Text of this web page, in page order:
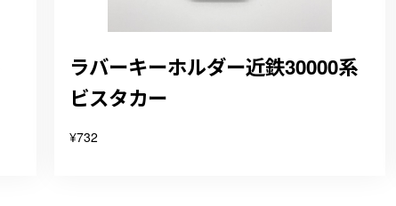
ラバーキーホルダー近鉄30000系
ビスタカー
¥732